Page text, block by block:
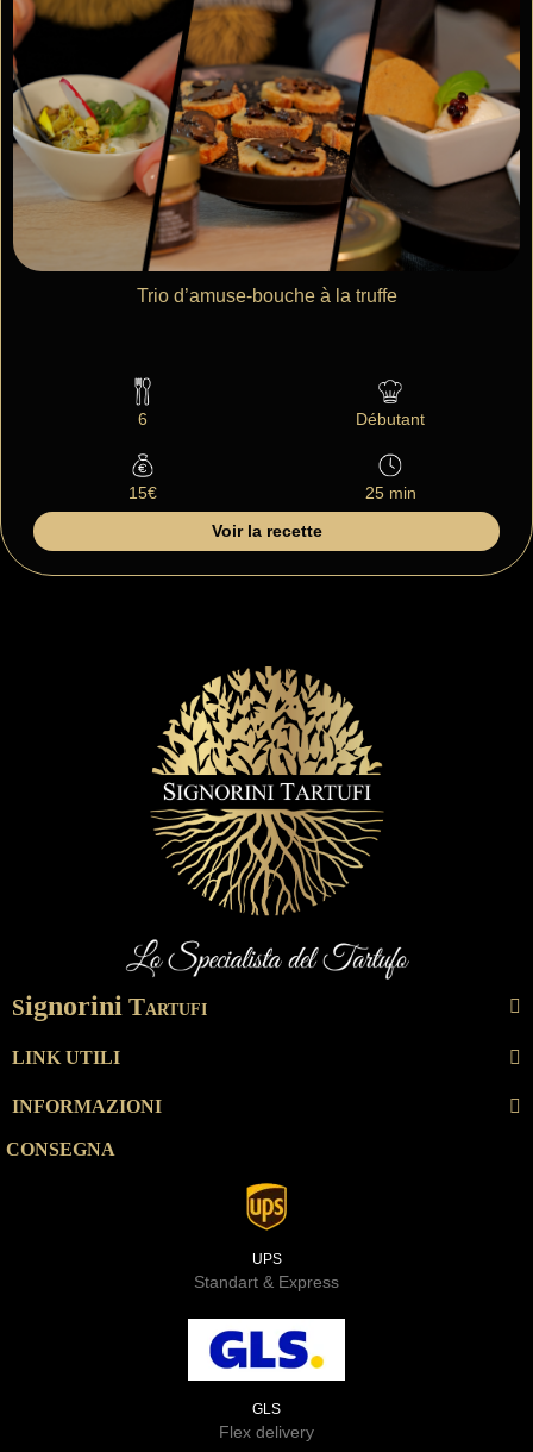
Trio d’amuse-bouche à la truffe
6 Débutant
15€ 25 min
Voir la recette
Signorini TARTUFI
LINK UTILI
INFORMAZIONI
CONSEGNA
UPS
Standart & Express
GLS
Flex delivery